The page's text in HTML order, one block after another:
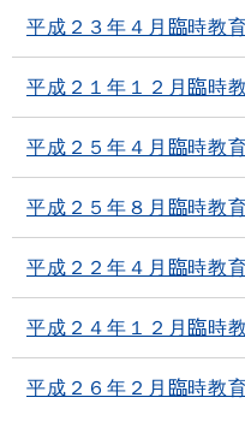
平成２３年４月臨時教
平成２１年１２月臨時
平成２５年４月臨時教
平成２５年８月臨時教
平成２２年４月臨時教
平成２４年１２月臨時
平成２６年２月臨時教